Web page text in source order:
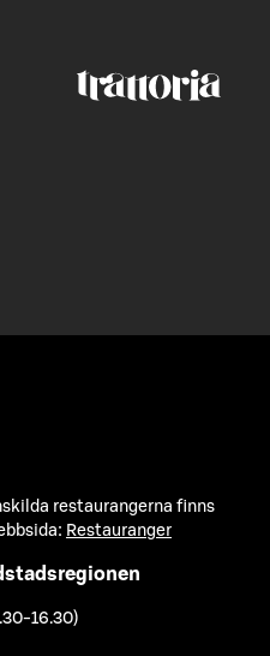
restaurangerna finns
Restauranger
16.30)